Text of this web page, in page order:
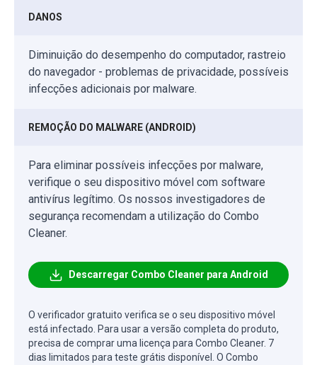
DANOS
Diminuição do desempenho do computador, rastreio
do navegador - problemas de privacidade, possíveis
infecções adicionais por malware.
REMOÇÃO DO MALWARE (ANDROID)
Para eliminar possíveis infecções por malware,
verifique o seu dispositivo móvel com software
antivírus legítimo. Os nossos investigadores de
segurança recomendam a utilização do Combo
Cleaner.
Descarregar Combo Cleaner para Android
O verificador gratuito verifica se o seu dispositivo móvel
está infectado. Para usar a versão completa do produto,
precisa de comprar uma licença para Combo Cleaner. 7
dias limitados para teste grátis disponível. O Combo